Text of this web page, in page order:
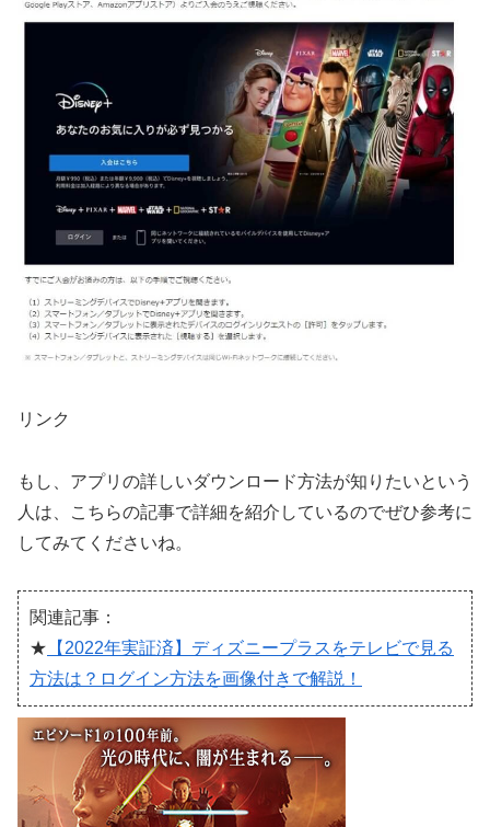
リンク
もし、アプリの詳しいダウンロード方法が知りたいという
人は、こちらの記事で詳細を紹介しているのでぜひ参考に
してみてくださいね。
関連記事：
★ 【2022年実証済】ディズニープラスをテレビで見る
方法は？ログイン方法を画像付きで解説！